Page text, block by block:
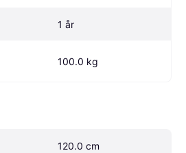
1 år
100.0 kg
120.0 cm